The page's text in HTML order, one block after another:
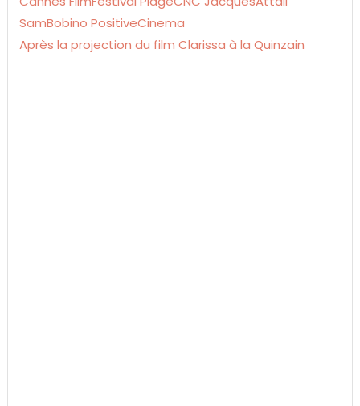
Après la projection du film Clarissa à la Quinzain